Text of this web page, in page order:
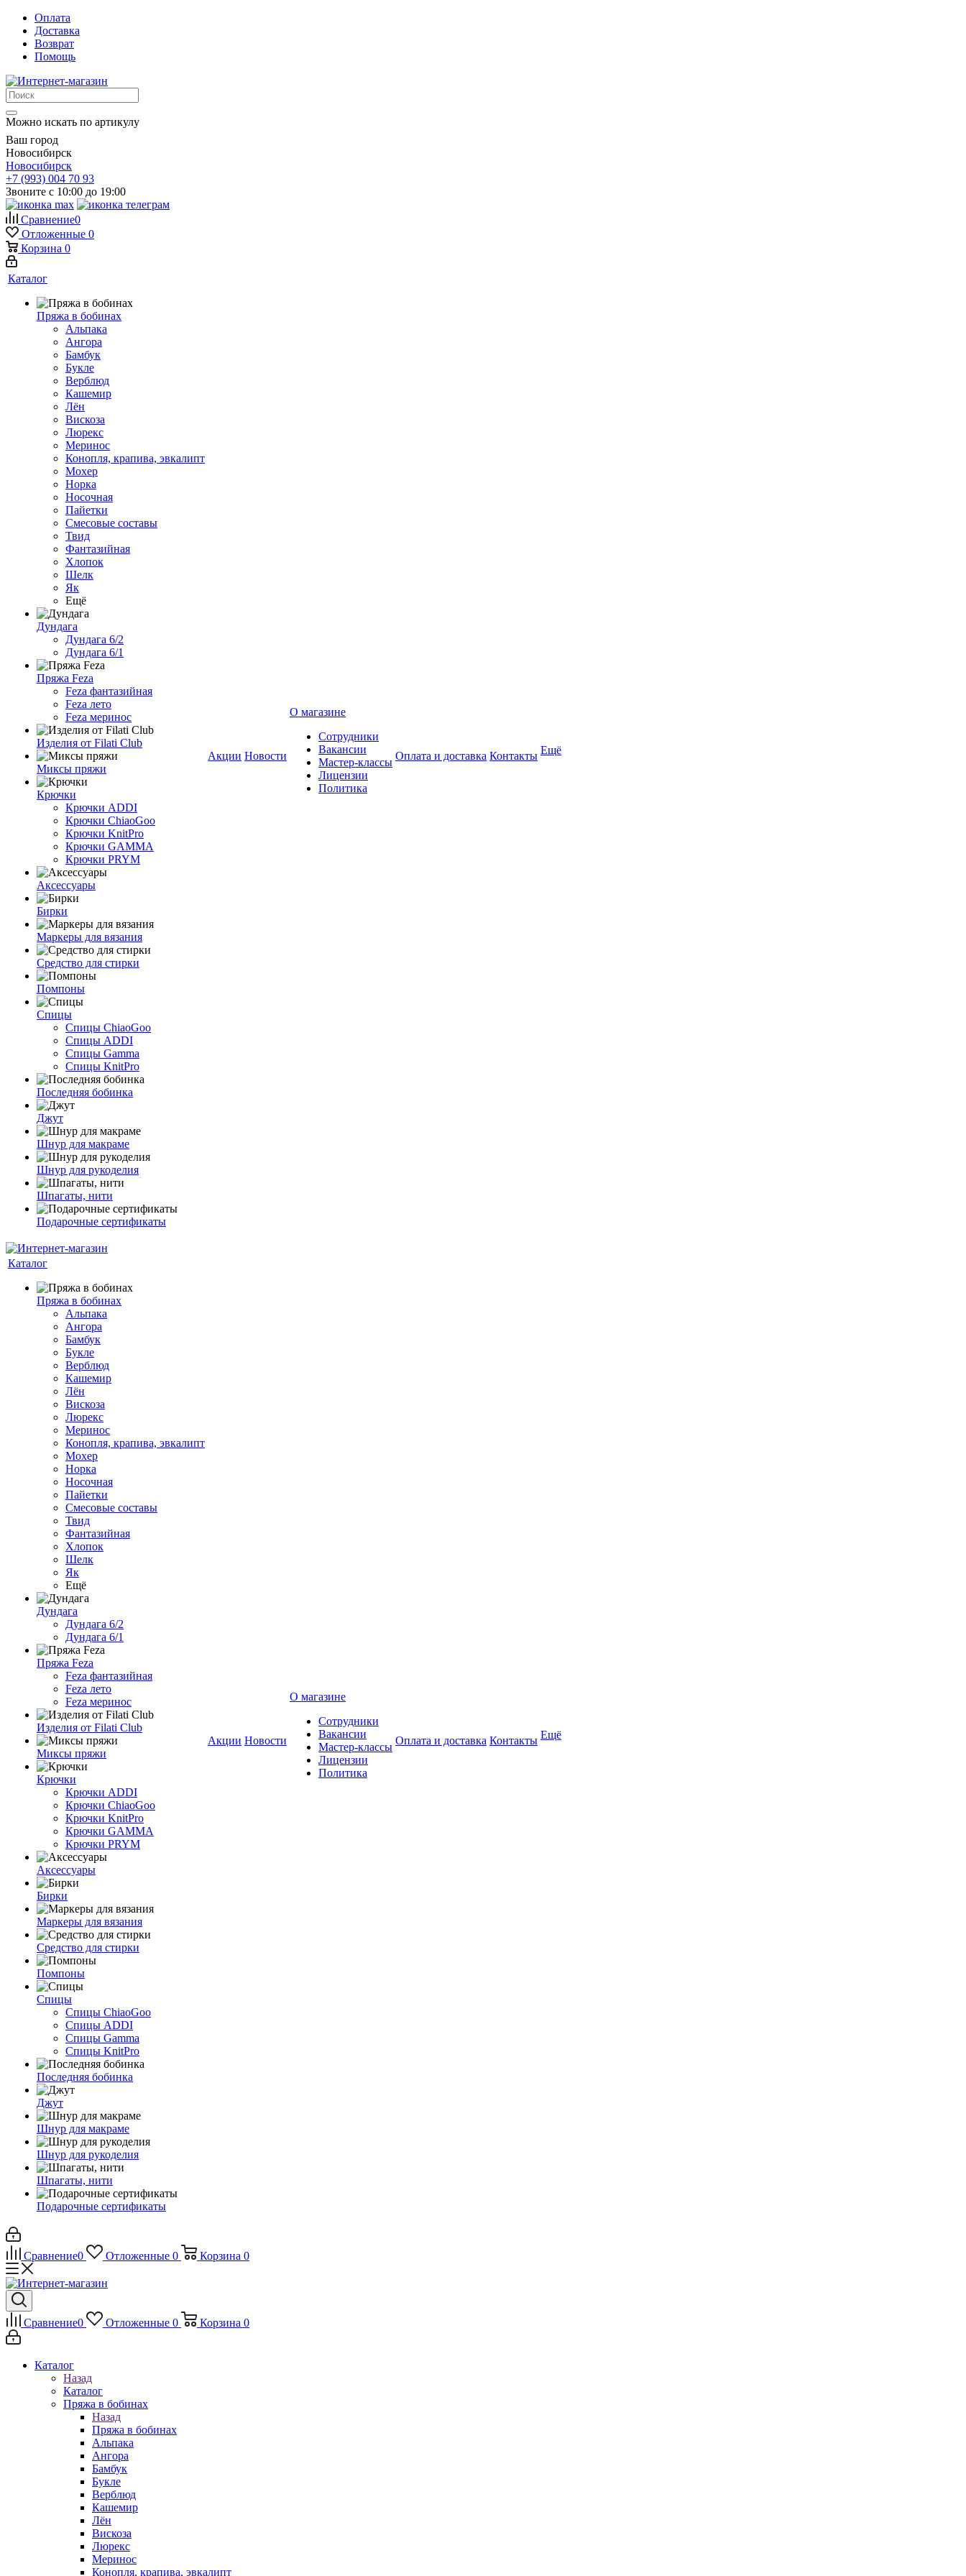
Оплата
Доставка
Возврат
Помощь
Можно искать по артикулу
Ваш город
Новосибирск
Новосибирск
+7 (993) 004 70 93
Звоните с 10:00 до 19:00
Сравнение0
Отложенные 0
Корзина 0
Каталог
Пряжа в бобинах
Альпака
Ангора
Бамбук
Букле
Верблюд
Кашемир
Лён
Вискоза
Люрекс
Меринос
Конопля, крапива, эвкалипт
Мохер
Норка
Носочная
Пайетки
Смесовые составы
Твид
Фантазийная
Хлопок
Шелк
Як
Ещё
Дундага
Дундага 6/2
Дундага 6/1
Пряжа Feza
Feza фантазийная
Feza лето
Feza меринос
Изделия от Filati Club
Миксы пряжи
Крючки
Крючки ADDI
Крючки ChiaoGoo
Крючки KnitPro
Крючки GAMMA
Крючки PRYM
Аксессуары
Бирки
Маркеры для вязания
Средство для стирки
Помпоны
Спицы
Спицы ChiaoGoo
Спицы ADDI
Спицы Gamma
Спицы KnitPro
Последняя бобинка
Джут
Шнур для макраме
Шнур для рукоделия
Шпагаты, нити
Подарочные сертификаты
Акции Новости
О магазине
Сотрудники
Вакансии
Мастер-классы
Лицензии
Политика
Оплата и доставка Контакты Ещё
Каталог
Пряжа в бобинах
Альпака
Ангора
Бамбук
Букле
Верблюд
Кашемир
Лён
Вискоза
Люрекс
Меринос
Конопля, крапива, эвкалипт
Мохер
Норка
Носочная
Пайетки
Смесовые составы
Твид
Фантазийная
Хлопок
Шелк
Як
Ещё
Дундага
Дундага 6/2
Дундага 6/1
Пряжа Feza
Feza фантазийная
Feza лето
Feza меринос
Изделия от Filati Club
Миксы пряжи
Крючки
Крючки ADDI
Крючки ChiaoGoo
Крючки KnitPro
Крючки GAMMA
Крючки PRYM
Аксессуары
Бирки
Маркеры для вязания
Средство для стирки
Помпоны
Спицы
Спицы ChiaoGoo
Спицы ADDI
Спицы Gamma
Спицы KnitPro
Последняя бобинка
Джут
Шнур для макраме
Шнур для рукоделия
Шпагаты, нити
Подарочные сертификаты
Акции Новости
О магазине
Сотрудники
Вакансии
Мастер-классы
Лицензии
Политика
Оплата и доставка Контакты Ещё
Сравнение0 Отложенные 0 Корзина 0
Сравнение0 Отложенные 0 Корзина 0
Каталог
Назад
Каталог
Пряжа в бобинах
Назад
Пряжа в бобинах
Альпака
Ангора
Бамбук
Букле
Верблюд
Кашемир
Лён
Вискоза
Люрекс
Меринос
Конопля, крапива, эвкалипт